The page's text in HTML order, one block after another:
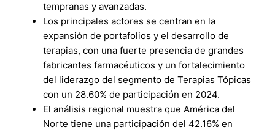
tempranas y avanzadas.
Los principales actores se centran en la
expansión de portafolios y el desarrollo de
terapias, con una fuerte presencia de grandes
fabricantes farmacéuticos y un fortalecimiento
del liderazgo del segmento de Terapias Tópicas
con un 28.60% de participación en 2024.
El análisis regional muestra que América del
Norte tiene una participación del 42.16% en